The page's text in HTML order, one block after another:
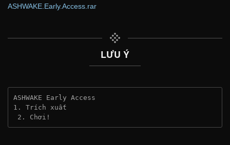
ASHWAKE.Early.Access.rar
LƯU Ý
ASHWAKE Early Access
1. Trích xuất
2. Chơi!